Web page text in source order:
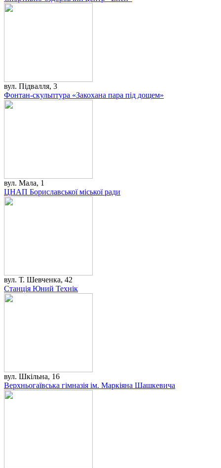
вул. Підвалля, 3
Фонтан-скульптура «Закохана пара під дощем»
вул. Мала, 1
ЦНАП Бориславської міської ради
вул. Т. Шевченка, 42
Станція Юний Технік
вул. Шкільна, 16
Верхньогаївська гімназія ім. Маркіяна Шашкевича